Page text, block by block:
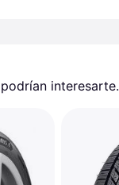
interesarte.